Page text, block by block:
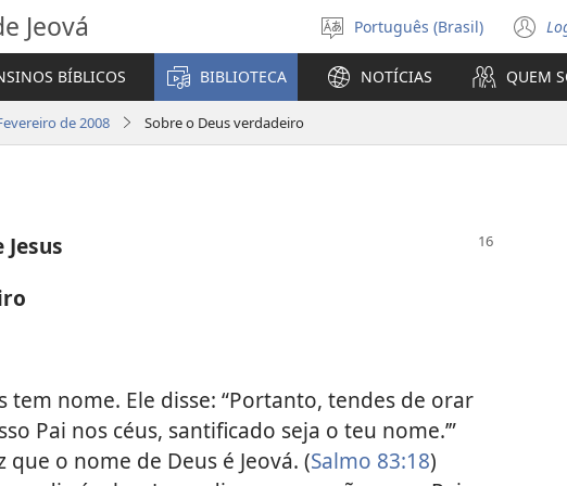
Jeová
Selecione
o
idioma
Português (Brasil)
BÍBLICOS BIBLIOTECA NOTÍCIAS QUEM
de 2008 Sobre o Deus verdadeiro
tem nome. Ele disse: “Portanto, tendes de orar
Pai nos céus, santificado seja o teu nome.’”
que o nome de Deus é Jeová. (Salmo 83:18)